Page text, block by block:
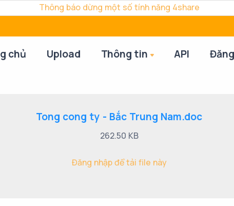
Thông báo dừng một số tính năng 4share
chủ Upload Thông tin API
Tong cong ty - Bắc Trung Nam.doc
262.50 KB
Đăng nhập để tải file này